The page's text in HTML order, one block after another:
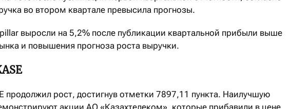
во втором квартале превысила прогнозы.
выросли на 5,2% после публикации квартальной прибыли выше
и повышения прогноза роста выручки.
продолжил рост, достигнув отметки 7897,11 пункта. Наилучшую